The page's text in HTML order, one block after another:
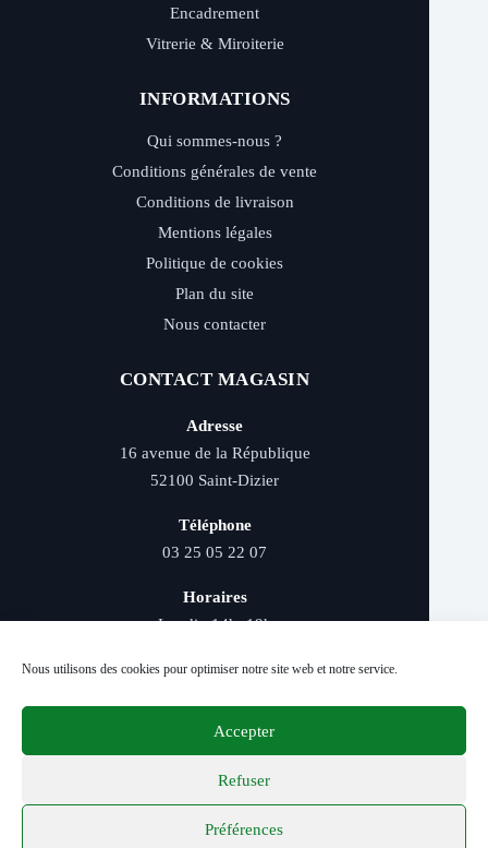
Nous utilisons des cookies pour optimiser notre site web et notre service.
Accepter
Refuser
Préférences
Encadrement
Vitrerie & Miroiterie
INFORMATIONS
Qui sommes-nous ?
Conditions générales de vente
Conditions de livraison
Mentions légales
Politique de cookies
Plan du site
Nous contacter
CONTACT MAGASIN
Adresse
16 avenue de la République
52100 Saint-Dizier
Téléphone
03 25 05 22 07
Horaires
Lundi : 14h–19h
Livraison rapide - Retrait magasin - Paiement
© 2026 Distriver — Tous droits réservés.